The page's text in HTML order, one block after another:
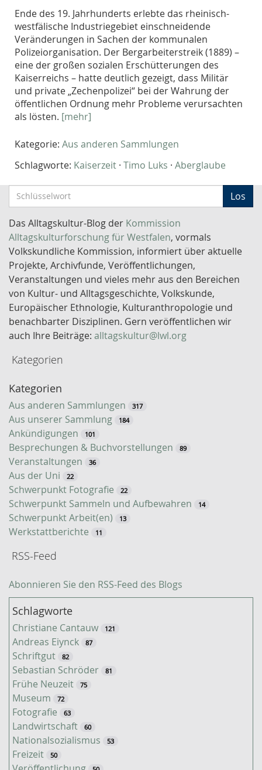
Ende des 19. Jahrhunderts erlebte das rheinisch-
westfälische Industriegebiet einschneidende
Veränderungen in Sachen der kommunalen
Polizeiorganisation. Der Bergarbeiterstreik (1889) –
eine der großen sozialen Erschütterungen des
Kaiserreichs – hatte deutlich gezeigt, dass Militär
und private „Zechenpolizei“ bei der Wahrung der
öffentlichen Ordnung mehr Probleme verursachten
als lösten. [mehr]
Kategorie: Aus anderen Sammlungen
Schlagworte: Kaiserzeit · Timo Luks · Aberglaube
c
h
l
ü
s
s
e
l
w
o
S
u
c
h
e
Los
Das Alltagskultur-Blog der Kommission
Alltagskulturforschung für Westfalen, vormals
Volkskundliche Kommission, informiert über aktuelle
Projekte, Archivfunde, Veröffentlichungen,
Veranstaltungen und vieles mehr aus den Bereichen
von Kultur- und Alltagsgeschichte, Volkskunde,
Europäischer Ethnologie, Kulturanthropologie und
benachbarter Disziplinen. Gern veröffentlichen wir
auch Ihre Beiträge: alltagskultur@lwl.org
Kategorien
Kategorien
Aus anderen Sammlungen 317
Aus unserer Sammlung 184
Ankündigungen 101
Besprechungen & Buchvorstellungen 89
Veranstaltungen 36
Aus der Uni 22
Schwerpunkt Fotografie 22
Schwerpunkt Sammeln und Aufbewahren 14
Schwerpunkt Arbeit(en) 13
Werkstattberichte 11
RSS-Feed
Abonnieren Sie den RSS-Feed des Blogs
Schlagworte
Christiane Cantauw 121
Andreas Eiynck 87
Schriftgut 82
Sebastian Schröder 81
Frühe Neuzeit 75
Museum 72
Fotografie 63
Landwirtschaft 60
Nationalsozialismus 53
Freizeit 50